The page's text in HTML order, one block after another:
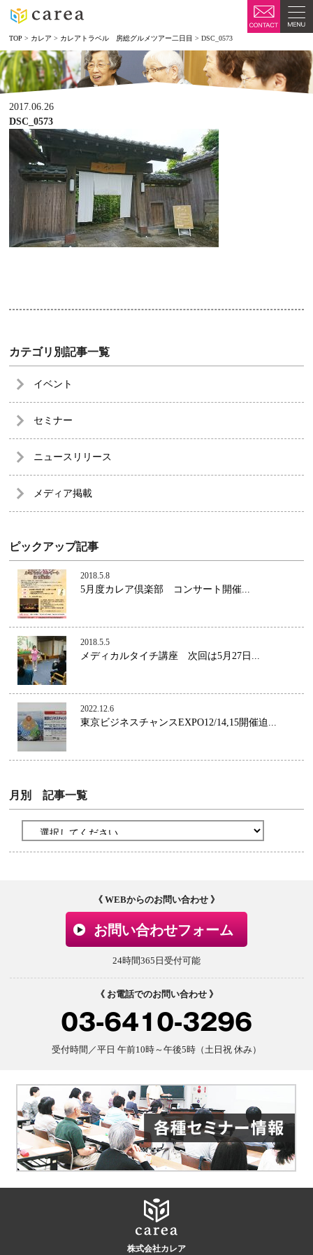
TOP > カレア > カレアトラベル 房総グルメツアー二日目 >DSC_0573
2017.06.26
DSC_0573
カテゴリ別記事一覧
イベント
セミナー
ニュースリリース
メディア掲載
ピックアップ記事
2018.5.8
5月度カレア倶楽部 コンサート開催...
2018.5.5
メディカルタイチ講座 次回は5月27日...
2022.12.6
東京ビジネスチャンスEXPO12/14,15開催迫...
月別 記事一覧
《 WEBからのお問い合わせ 》
お問い合わせフォーム
24時間365日受付可能
《 お電話でのお問い合わせ 》
03-6410-3296
受付時間／平日 午前10時～午後5時（土日祝 休み）
株式会社カレア